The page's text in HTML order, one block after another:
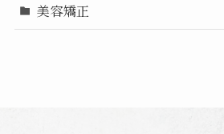
美容矯正